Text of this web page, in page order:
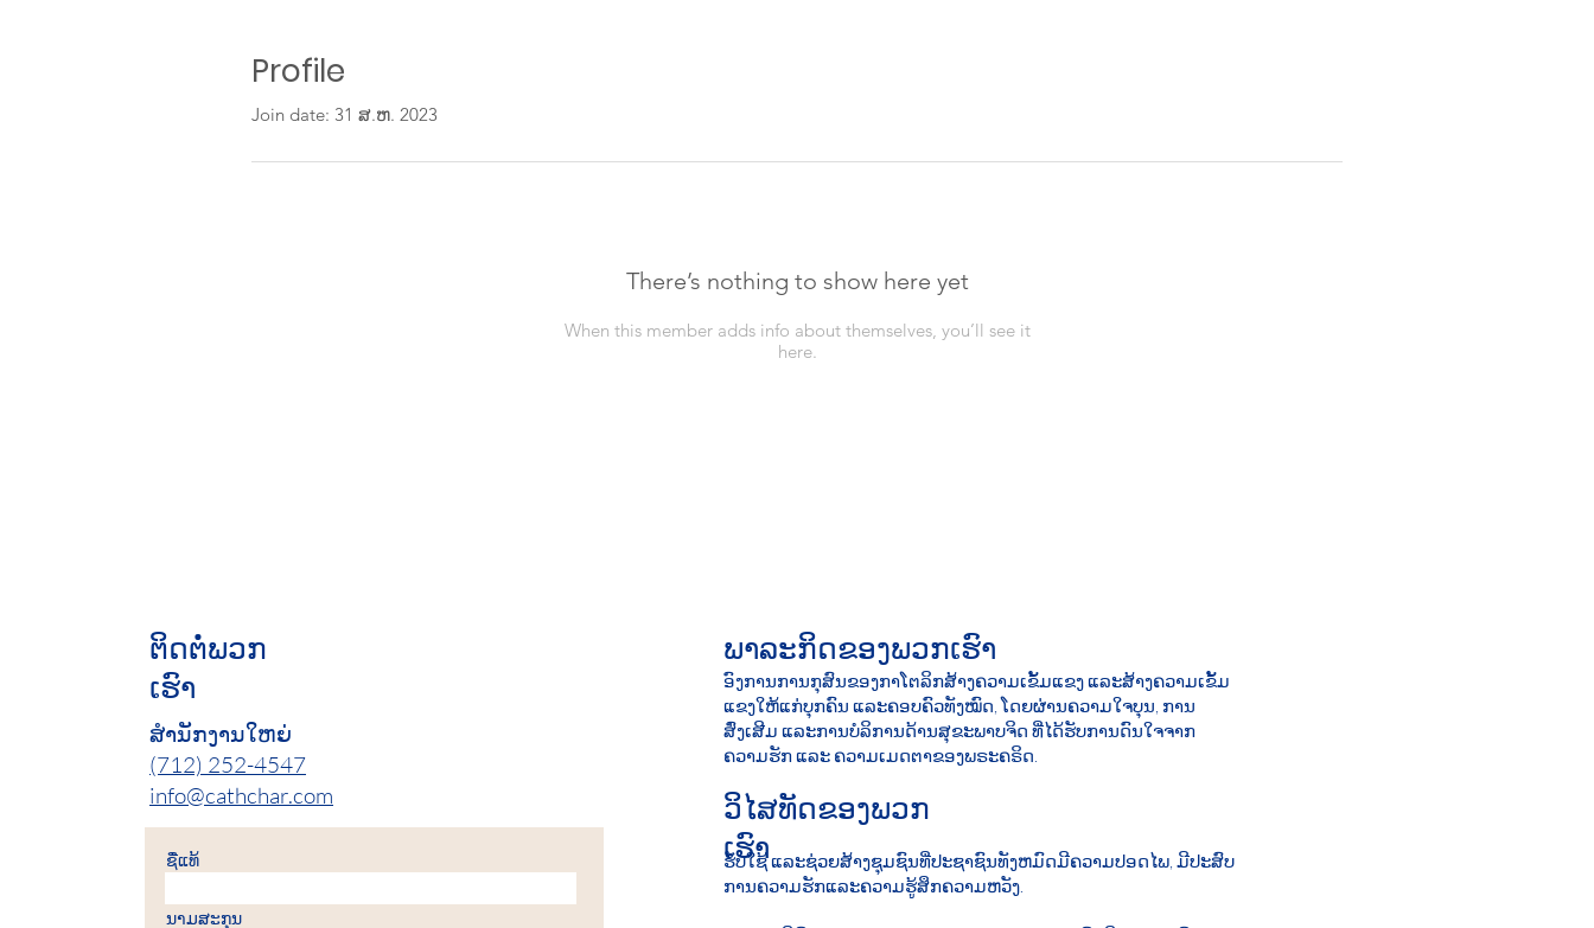
Profile
Join date: 31 ສ.ຫ. 2023
There’s nothing to show here yet
When this member adds info about themselves, you’ll see it
here.
ຕິດ​ຕໍ່​ພວກ​
ເຮົາ
ສຳນັກງານໃຫຍ່
(712) 252-4547
info@cathchar.com
ຊື່​ແທ້
ນາມ​ສະ​ກຸນ
ອົງການການກຸສົນຂອງກາໂຕລິກສ້າງຄວາມເຂັ້ມແຂງ ແລະສ້າງຄວາມເຂັ້ມ
ແຂງໃຫ້ແກ່ບຸກຄົນ ແລະຄອບຄົວທັງໝົດ, ໂດຍຜ່ານຄວາມໃຈບຸນ, ການ
ສົ່ງເສີມ ແລະການບໍລິການດ້ານສຸຂະພາບຈິດ ທີ່ໄດ້ຮັບການດົນໃຈຈາກ
ຄວາມຮັກ ແລະ ຄວາມເມດຕາຂອງພຣະຄຣິດ.
ພາລະກິດຂອງພວກເຮົາ
ວິໄສທັດຂອງພວກ
ເຮົາ
ຮັບ​ໃຊ້ ແລະ​ຊ່ວຍ​ສ້າງ​ຊຸມ​ຊົນ​ທີ່​ປະ​ຊາ​ຊົນ​ທັງ​ຫມົດ​ມີ​ຄວາມ​ປອດ​ໄພ, ມີ​ປະ​ສົບ​
ການ​ຄວາມ​ຮັກ​ແລະ​ຄວາມ​ຮູ້​ສຶກ​ຄວາມ​ຫວັງ.